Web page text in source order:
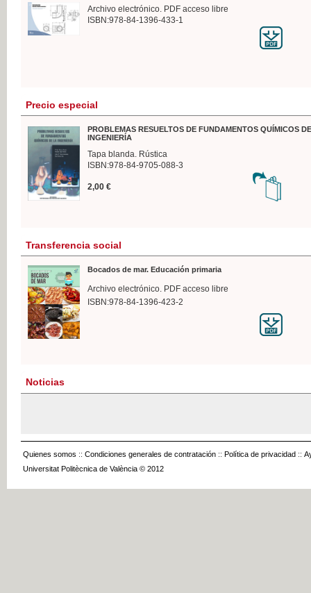
Archivo electrónico. PDF acceso libre
ISBN:978-84-1396-433-1
Precio especial
PROBLEMAS RESUELTOS DE FUNDAMENTOS QUÍMICOS
INGENIERÍA
Tapa blanda. Rústica
ISBN:978-84-9705-088-3
2,00 €
Transferencia social
Bocados de mar. Educación primaria
Archivo electrónico. PDF acceso libre
ISBN:978-84-1396-423-2
Noticias
Quienes somos :: Condiciones generales de contratación :: Política de privacidad ::
Universitat Politècnica de València © 2012